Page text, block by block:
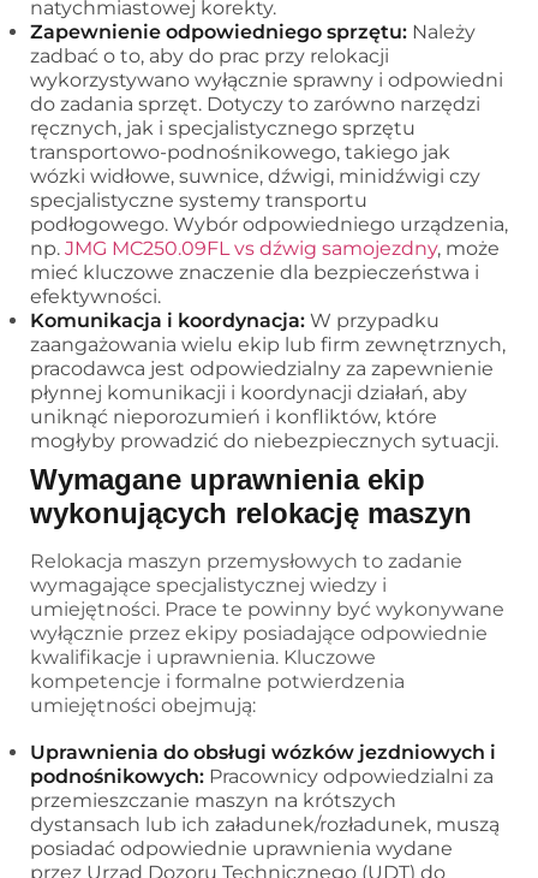
natychmiastowej korekty.
Zapewnienie odpowiedniego sprzętu: Należy
zadbać o to, aby do prac przy relokacji
wykorzystywano wyłącznie sprawny i odpowiedni
do zadania sprzęt. Dotyczy to zarówno narzędzi
ręcznych, jak i specjalistycznego sprzętu
transportowo-podnośnikowego, takiego jak
wózki widłowe, suwnice, dźwigi, minidźwigi czy
specjalistyczne systemy transportu
podłogowego. Wybór odpowiedniego urządzenia,
np. JMG MC250.09FL vs dźwig samojezdny, może
mieć kluczowe znaczenie dla bezpieczeństwa i
efektywności.
Komunikacja i koordynacja: W przypadku
zaangażowania wielu ekip lub firm zewnętrznych,
pracodawca jest odpowiedzialny za zapewnienie
płynnej komunikacji i koordynacji działań, aby
uniknąć nieporozumień i konfliktów, które
mogłyby prowadzić do niebezpiecznych sytuacji.
Wymagane uprawnienia ekip
wykonujących relokację maszyn
Relokacja maszyn przemysłowych to zadanie
wymagające specjalistycznej wiedzy i
umiejętności. Prace te powinny być wykonywane
wyłącznie przez ekipy posiadające odpowiednie
kwalifikacje i uprawnienia. Kluczowe
kompetencje i formalne potwierdzenia
umiejętności obejmują:
Uprawnienia do obsługi wózków jezdniowych i
podnośnikowych: Pracownicy odpowiedzialni za
przemieszczanie maszyn na krótszych
dystansach lub ich załadunek/rozładunek, muszą
posiadać odpowiednie uprawnienia wydane
przez Urząd Dozoru Technicznego (UDT) do